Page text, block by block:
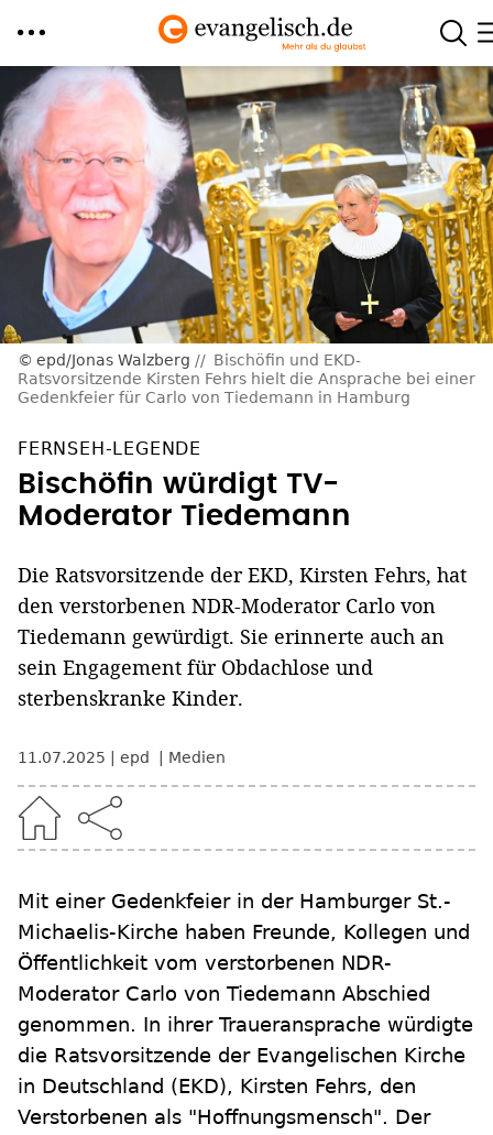
Direkt
zum
Inhalt
epd/Jonas Walzberg
Bischöfin und EKD-
Ratsvorsitzende Kirsten Fehrs hielt die Ansprache bei einer
Gedenkfeier für Carlo von Tiedemann in Hamburg
FERNSEH-LEGENDE
Bischöfin würdigt TV-
Moderator Tiedemann
Die Ratsvorsitzende der EKD, Kirsten Fehrs, hat
den verstorbenen NDR-Moderator Carlo von
Tiedemann gewürdigt. Sie erinnerte auch an
sein Engagement für Obdachlose und
sterbenskranke Kinder.
11.07.2025 epd Medien
Mit einer Gedenkfeier in der Hamburger St.-
Michaelis-Kirche haben Freunde, Kollegen und
Öffentlichkeit vom verstorbenen NDR-
Moderator Carlo von Tiedemann Abschied
genommen. In ihrer Traueransprache würdigte
die Ratsvorsitzende der Evangelischen Kirche
in Deutschland (EKD), Kirsten Fehrs, den
Verstorbenen als "Hoffnungsmensch". Der